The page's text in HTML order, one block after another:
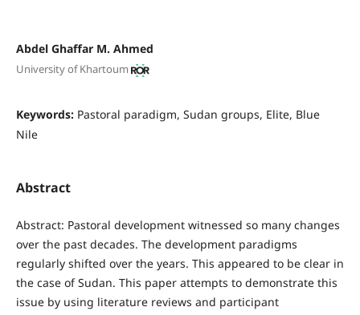
Abdel Ghaffar M. Ahmed
University of Khartoum
Keywords: Pastoral paradigm, Sudan groups, Elite, Blue
Nile
Abstract
Abstract: Pastoral development witnessed so many changes
over the past decades. The development paradigms
regularly shifted over the years. This appeared to be clear in
the case of Sudan. This paper attempts to demonstrate this
issue by using literature reviews and participant